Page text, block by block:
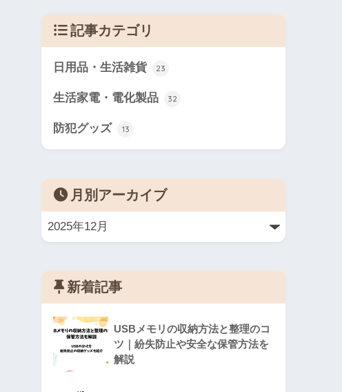
記事カテゴリ
日用品・生活雑貨 23
生活家電・電化製品 32
防犯グッズ 13
月別アーカイブ
新着記事
USBメモリの収納方法と整理のコ
ツ｜紛失防止や安全な保管方法を
解説